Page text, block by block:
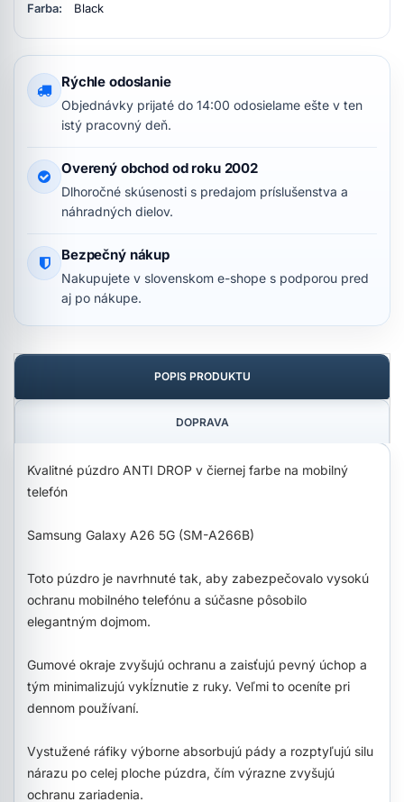
Farba: Black
Rýchle odoslanie
Objednávky prijaté do 14:00 odosielame ešte v ten
istý pracovný deň.
Overený obchod od roku 2002
Dlhoročné skúsenosti s predajom príslušenstva a
náhradných dielov.
Bezpečný nákup
Nakupujete v slovenskom e-shope s podporou pred
aj po nákupe.
POPIS PRODUKTU
DOPRAVA
Kvalitné púzdro ANTI DROP v čiernej farbe na mobilný
telefón
Samsung Galaxy A26 5G (SM-A266B)
Toto púzdro je navrhnuté tak, aby zabezpečovalo vysokú
ochranu mobilného telefónu a súčasne pôsobilo
elegantným dojmom.
Gumové okraje zvyšujú ochranu a zaisťujú pevný úchop a
tým minimalizujú vykĺznutie z ruky. Veľmi to oceníte pri
dennom používaní.
Vystužené ráfiky výborne absorbujú pády a rozptyľujú silu
nárazu po celej ploche púzdra, čím výrazne zvyšujú
ochranu zariadenia.